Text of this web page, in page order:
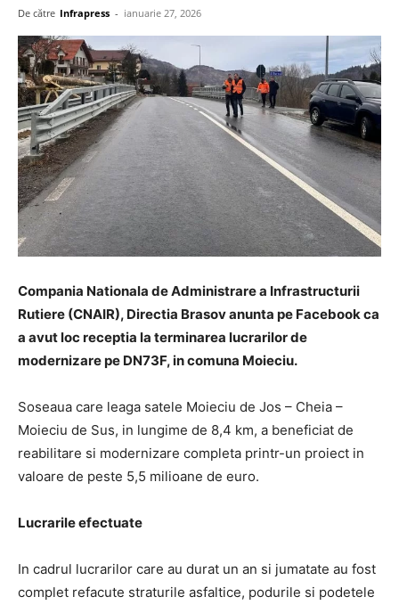
De către Infrapress - ianuarie 27, 2026
Compania Nationala de Administrare a Infrastructurii
Rutiere (CNAIR), Directia Brasov anunta pe Facebook ca
a avut loc receptia la terminarea lucrarilor de
modernizare pe DN73F, in comuna Moieciu.
Soseaua care leaga satele Moieciu de Jos – Cheia –
Moieciu de Sus, in lungime de 8,4 km, a beneficiat de
reabilitare si modernizare completa printr-un proiect in
valoare de peste 5,5 milioane de euro.
Lucrarile efectuate
In cadrul lucrarilor care au durat un an si jumatate au fost
complet refacute straturile asfaltice, podurile si podetele